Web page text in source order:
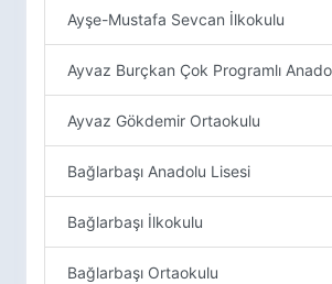
Ayşe-Mustafa Sevcan İlkokulu
Ayvaz Burçkan Çok Programlı
Ayvaz Gökdemir Ortaokulu
Bağlarbaşı Anadolu Lisesi
Bağlarbaşı İlkokulu
Bağlarbaşı Ortaokulu